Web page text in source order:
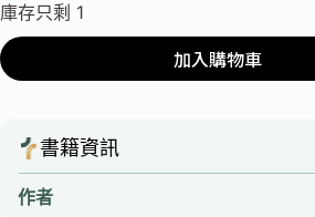
庫存只剩 1
加入購物車
書籍資訊
作者